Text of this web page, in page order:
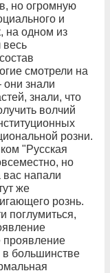
но огромную
и
на одном из
весь
смотрели на
они знали
знали, что
волчий
розни.
"Русская
но
напали
же
рознь.
поглумиться,
проявление
в большинстве